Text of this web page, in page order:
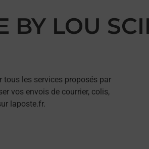
BY LOU
tous les services proposés par
vos envois de courrier, colis,
laposte.fr.